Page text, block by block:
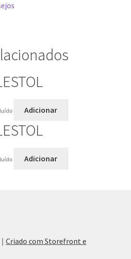
Adicionar
Adicionar
Criado com Storefront e